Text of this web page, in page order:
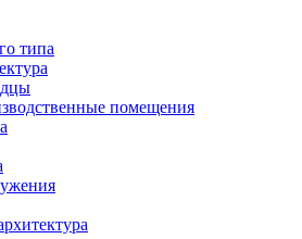
типа
помещения